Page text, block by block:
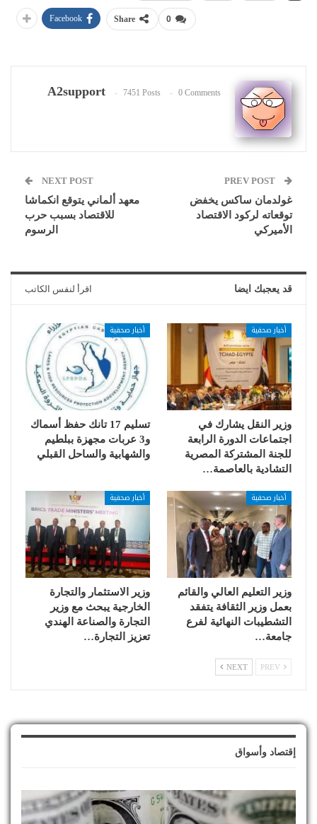
0
Share
Facebook
A2support 7451 Posts 0 Comments
غولدمان ساكس يخفض
توقعاته لركود الاقتصاد
الأميركي
NEXT POST
معهد ألماني يتوقع انكماشا
للاقتصاد بسبب حرب
الرسوم
قد يعجبك ايضا اقرأ لنفس الكاتب
أخبار صحفية
وزير النقل يشارك في
اجتماعات الدورة الرابعة
للجنة المشتركة المصرية
التشادية بالعاصمة…
أخبار صحفية
تسليم 17 تانك حفظ أسماك
و3 عربات مجهزة ببلطيم
والشهابية والساحل القبلي
أخبار صحفية
وزير التعليم العالي والقائم
بعمل وزير الثقافة يتفقد
التشطيبات النهائية لفرع
جامعة…
أخبار صحفية
وزير الاستثمار والتجارة
الخارجية يبحث مع وزير
التجارة والصناعة الهندي
تعزيز التجارة…
NEXT
إقتصاد وأسواق